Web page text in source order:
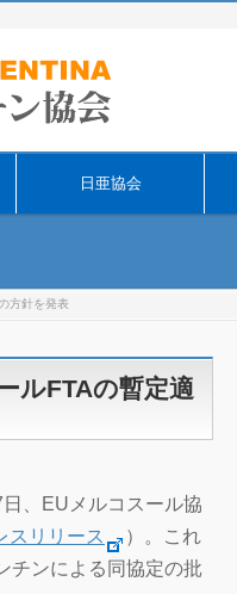
日亜協会
方針を発表
ルFTAの暫定適
、EUメルコスール協
スリリース
）。これ
チンによる同協定の批